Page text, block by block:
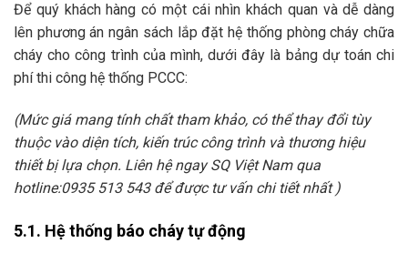
Để quý khách hàng có một cái nhìn khách quan và dễ dàng
lên phương án ngân sách lắp đặt hệ thống phòng cháy chữa
cháy cho công trình của mình, dưới đây là bảng dự toán chi
phí thi công hệ thống PCCC:
(Mức giá mang tính chất tham khảo, có thể thay đổi tùy
thuộc vào diện tích, kiến trúc công trình và thương hiệu
thiết bị lựa chọn. Liên hệ ngay SQ Việt Nam qua
hotline:0935 513 543 để được tư vấn chi tiết nhất )
5.1. Hệ thống báo cháy tự động